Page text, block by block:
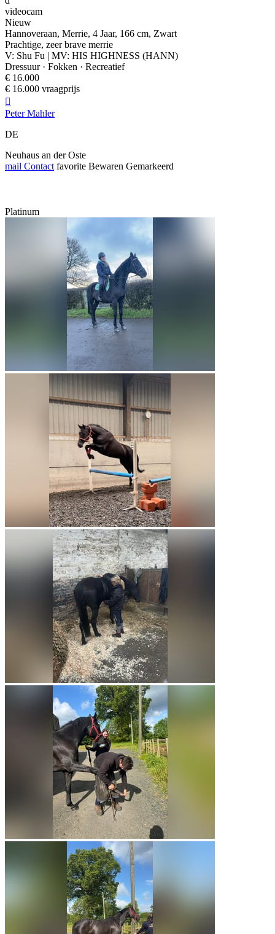
videocam
Nieuw
Hannoveraan, Merrie, 4 Jaar, 166 cm, Zwart
Prachtige, zeer brave merrie
V: Shu Fu | MV: HIS HIGHNESS (HANN)
Dressuur · Fokken · Recreatief
€ 16.000
€ 16.000 vraagprijs

Peter Mahler
DE
Neuhaus an der Oste
mail Contact favorite Bewaren Gemarkeerd
Platinum